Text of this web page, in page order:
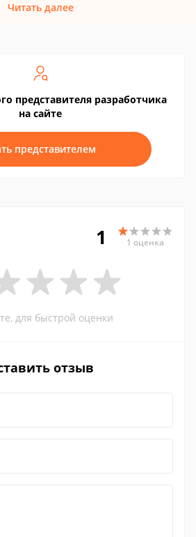
Читать далее
представителя разработчика
на сайте
представителем
1 1 оценка
для быстрой оценки
отзыв